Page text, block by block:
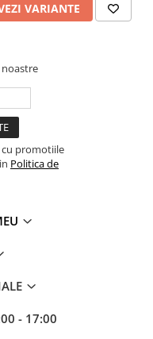
VARIANTE
cu promotiile
Politica de
- 17:00